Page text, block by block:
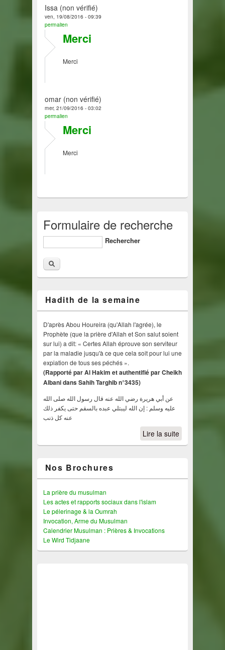
Issa (non vérifié)
ven, 19/08/2016 - 09:39
permalien
Merci
Merci
omar (non vérifié)
mer, 21/09/2016 - 03:02
permalien
Merci
Merci
Formulaire de recherche
Rechercher
Hadith de la semaine
D'après Abou Houreira (qu'Allah l'agrée), le
Prophète (que la prière d'Allah et Son salut soient
sur lui) a dit: « Certes Allah éprouve son serviteur
par la maladie jusqu'à ce que cela soit pour lui une
expiation de tous ses péchés ».
(Rapporté par Al Hakim et authentifié par Cheikh
Albani dans Sahih Targhib n°3435)
عن أبي هريرة رضي الله عنه قال رسول الله صلى الله
عليه وسلم : إن الله ليبتلي عبده بالسقم حتى يكفر ذلك
عنه كل ذنب
Lire la suite
Nos Brochures
La prière du musulman
Les actes et rapports sociaux dans l'islam
Le pélerinage & la Oumrah
Invocation, Arme du Musulman
Calendrier Musulman : Prières & Invocations
Le Wird Tidjaane